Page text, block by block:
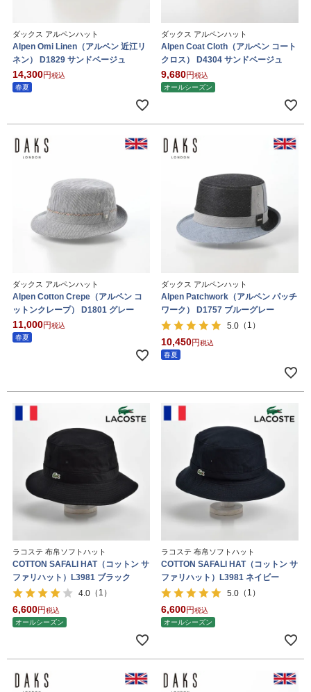
ダックス アルペンハット
Alpen Omi Linen（アルペン 近江リ
ネン） D1829 サンドベージュ
14,300
税込
春夏
ダックス アルペンハット
Alpen Coat Cloth（アルペン コート
クロス） D4304 サンドベージュ
9,680
税込
オールシーズン
ダックス アルペンハット
Alpen Cotton Crepe（アルペン コ
ットンクレープ） D1801 グレー
11,000
税込
春夏
ダックス アルペンハット
Alpen Patchwork（アルペン パッチ
ワーク） D1757 ブルーグレー
5.0 （1）
10,450
税込
春夏
ラコステ 布帛ソフトハット
COTTON SAFALI HAT（コットン サ
ファリハット）L3981 ブラック
4.0 （1）
6,600
税込
オールシーズン
ラコステ 布帛ソフトハット
COTTON SAFALI HAT（コットン サ
ファリハット）L3981 ネイビー
5.0 （1）
6,600
税込
オールシーズン